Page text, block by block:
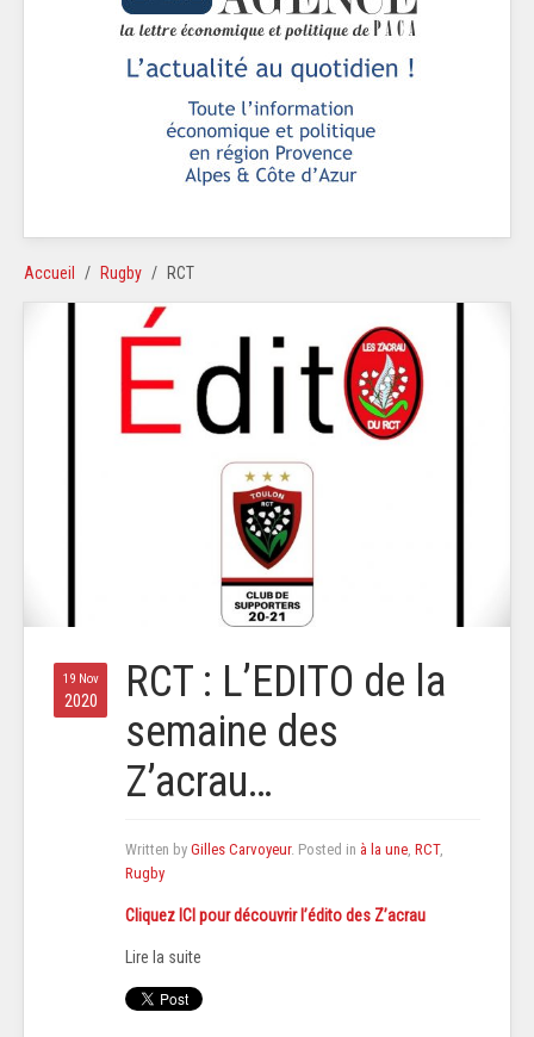
Accueil Rugby RCT
19 Nov
2020
RCT : L’EDITO de la
semaine des
Z’acrau…
Written by Gilles Carvoyeur. Posted in à la une RCT,
Rugby
Cliquez ICI pour découvrir l’édito des Z’acrau
Lire la suite